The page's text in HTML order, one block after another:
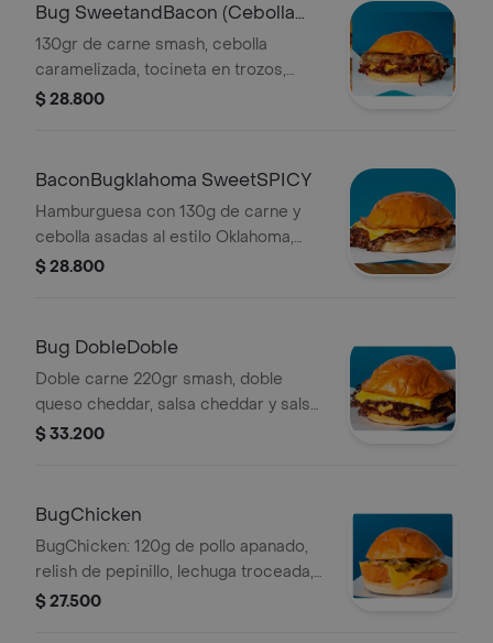
Bug SweetandBacon (Cebolla
caramelizada)
130gr de carne smash, cebolla
caramelizada, tocineta en trozos,
queso cheddar, pepinillos y salsa de la
$ 28.800
BaconBugklahoma SweetSPICY
Hamburguesa con 130g de carne y
cebolla asadas al estilo Oklahoma,
tocineta, cebolla caramelizada, queso
$ 28.800
Bug DobleDoble
Doble carne 220gr smash, doble
queso cheddar, salsa cheddar y salsa
de la casa en pan brioche.
$ 33.200
BugChicken
BugChicken: 120g de pollo apanado,
relish de pepinillo, lechuga troceada,
queso cheddar y salsa de la casa.
$ 27.500